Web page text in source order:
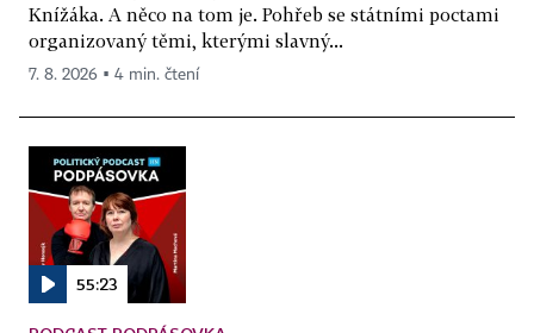
Knížáka. A něco na tom je. Pohřeb se státními poctami
organizovaný těmi, kterými slavný...
7. 8. 2026 ▪ 4 min. čtení
55:23